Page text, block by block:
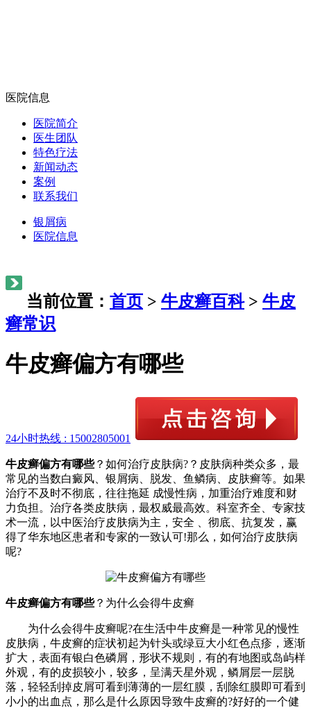
医院信息
医院简介
医生团队
特色疗法
新闻动态
案例
联系我们
银屑病
医院信息
当前位置： 首页 > 牛皮癣百科> 牛皮
癣常识
牛皮癣偏方有哪些
24小时热线 : 15002805001
牛皮癣偏方有哪些？如何治疗皮肤病?？皮肤病种类众多，最
常见的当数白癜风、银屑病、脱发、鱼鳞病、皮肤癣等。如果
治疗不及时不彻底，往往拖延 成慢性病，加重治疗难度和财
力负担。治疗各类皮肤病，最权威最高效。科室齐全、专家技
术一流，以中医治疗皮肤病为主，安全 、彻底、抗复发，赢
得了华东地区患者和专家的一致认可!那么，如何治疗皮肤病
呢?
牛皮癣偏方有哪些？为什么会得牛皮癣
为什么会得牛皮癣呢?在生活中牛皮癣是一种常见的慢性
皮肤病，牛皮癣的症状初起为针头或绿豆大小红色点疹，逐渐
扩大，表面有银白色磷屑，形状不规则，有的有地图或岛屿样
外观，有的皮损较小，较多，呈满天星外观，鳞屑层一层脱
落，轻轻刮掉皮屑可看到薄薄的一层红膜，刮除红膜即可看到
小小的出血点，那么是什么原因导致牛皮癣的?好好的一个健